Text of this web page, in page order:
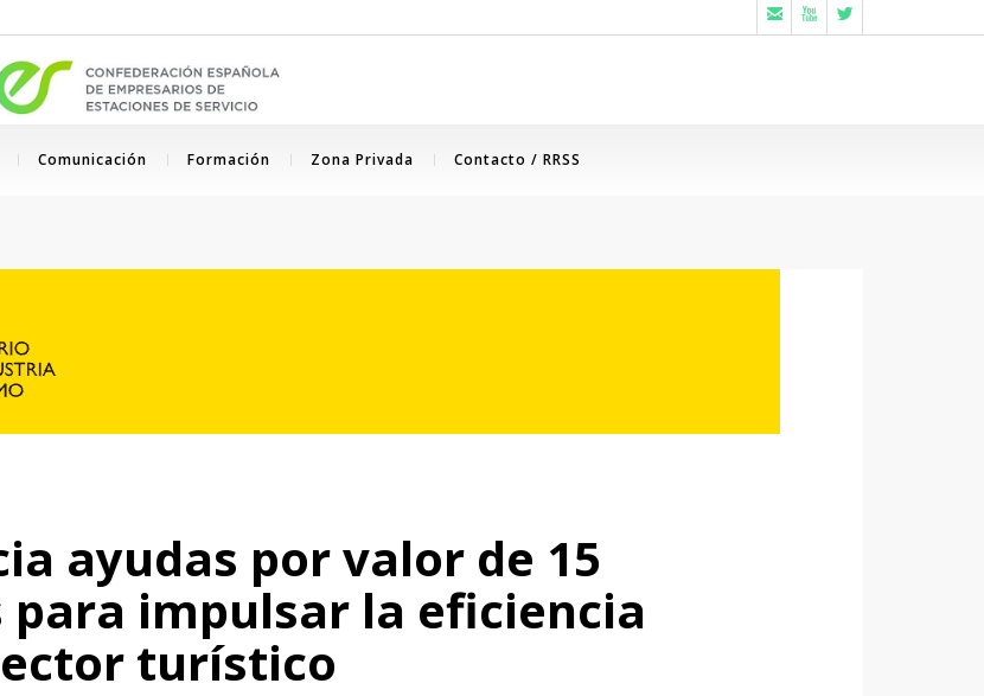
  
Comunicación Formación Zona Privada Contacto / RRSS
ayudas por valor de 15
impulsar la eficiencia
turístico